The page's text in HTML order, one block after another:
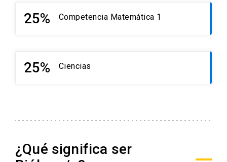
25% Competencia Matemática 1
25% Ciencias
¿Qué significa ser